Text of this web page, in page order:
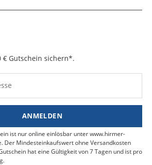
€ Gutschein sichern*.
ANMELDEN
ist nur online einlösbar unter www.hirmer-
Der Mindesteinkaufswert ohne Versandkosten
hat eine Gültigkeit von 7 Tagen und ist pro